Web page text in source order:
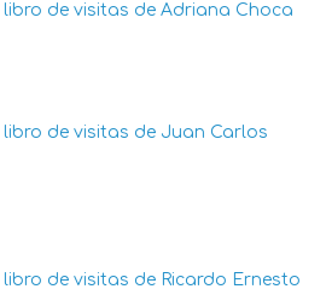
libro de visitas de Adriana Choca
libro de visitas de Juan Carlos
libro de visitas de Ricardo Ernesto